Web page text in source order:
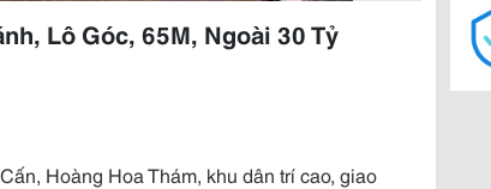
Lô Góc, 65M, Ngoài 30 Tỷ
Hoàng Hoa Thám, khu dân trí cao, giao